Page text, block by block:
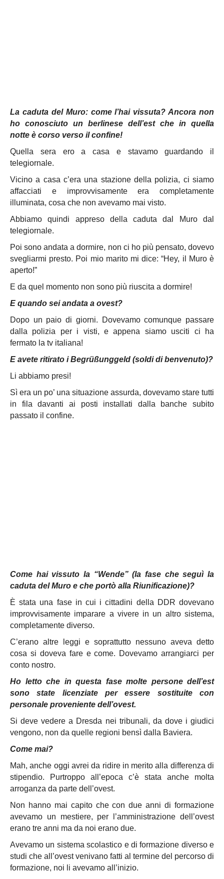
La caduta del Muro: come l’hai vissuta? Ancora non
ho conosciuto un berlinese dell’est che in quella
notte è corso verso il confine!
Quella sera ero a casa e stavamo guardando il
telegiornale.
Vicino a casa c’era una stazione della polizia, ci siamo
affacciati e improvvisamente era completamente
illuminata, cosa che non avevamo mai visto.
Abbiamo quindi appreso della caduta dal Muro dal
telegiornale.
Poi sono andata a dormire, non ci ho più pensato, dovevo
svegliarmi presto. Poi mio marito mi dice: “Hey, il Muro è
aperto!”
E da quel momento non sono più riuscita a dormire!
E quando sei andata a ovest?
Dopo un paio di giorni. Dovevamo comunque passare
dalla polizia per i visti, e appena siamo usciti ci ha
fermato la tv italiana!
E avete ritirato i Begrüßunggeld (soldi di benvenuto)?
Li abbiamo presi!
Sì era un po’ una situazione assurda, dovevamo stare tutti
in fila davanti ai posti installati dalla banche subito
passato il confine.
Come hai vissuto la “Wende” (la fase che seguì la
caduta del Muro e che portò alla Riunificazione)?
È stata una fase in cui i cittadini della DDR dovevano
improvvisamente imparare a vivere in un altro sistema,
completamente diverso.
C’erano altre leggi e soprattutto nessuno aveva detto
cosa si doveva fare e come. Dovevamo arrangiarci per
conto nostro.
Ho letto che in questa fase molte persone dell’est
sono state licenziate per essere sostituite con
personale proveniente dell’ovest.
Si deve vedere a Dresda nei tribunali, da dove i giudici
vengono, non da quelle regioni bensì dalla Baviera.
Come mai?
Mah, anche oggi avrei da ridire in merito alla differenza di
stipendio. Purtroppo all’epoca c’è stata anche molta
arroganza da parte dell’ovest.
Non hanno mai capito che con due anni di formazione
avevamo un mestiere, per l’amministrazione dell’ovest
erano tre anni ma da noi erano due.
Avevamo un sistema scolastico e di formazione diverso e
studi che all’ovest venivano fatti al termine del percorso di
formazione, noi li avevamo all’inizio.